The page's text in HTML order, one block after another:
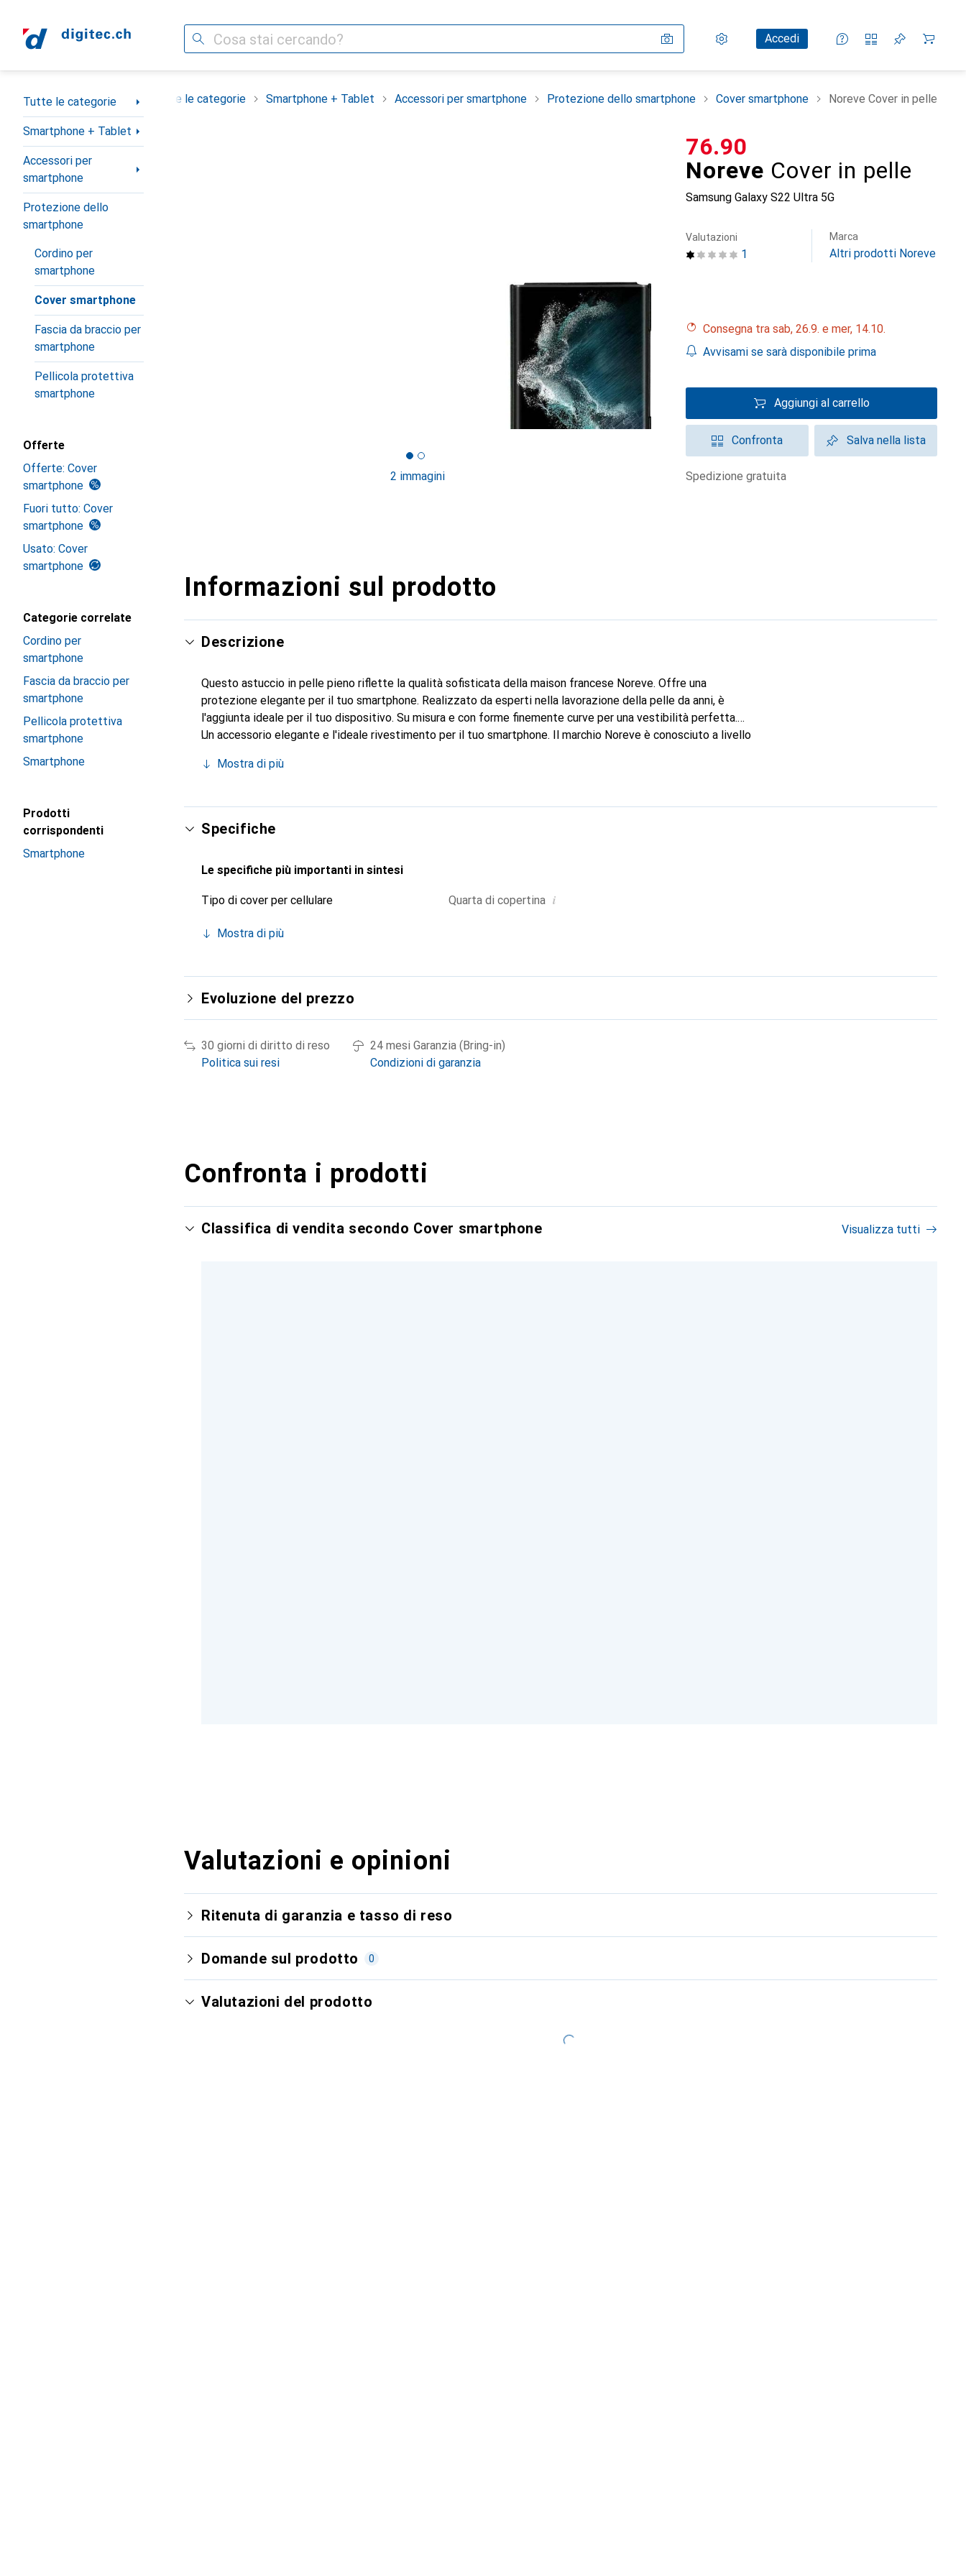
Cerca Impostazioni
Conto clienteAccedi
Liste di confronto
Liste dei desideri
Carrello
Categoria Navigazione
Tutte le categorie
Smartphone + Tablet
Accessori per
smartphone
Protezione dello
smartphone
Cordino per
smartphone
Cover smartphone
Fascia da braccio per
smartphone
Pellicola protettiva
smartphone
Offerte
Offerte: Cover
smartphone
Fuori tutto: Cover
smartphone
Usato: Cover
smartphone
Categorie correlate
Cordino per
smartphone
Fascia da braccio per
smartphone
Pellicola protettiva
smartphone
Smartphone
Prodotti
corrispondenti
Smartphone
Tutte le categorie Smartphone + Tablet Accessori per smartphone Protezione dello smartphone Cover smartphone Noreve Cover in pelle
2 immagini
Noreve Cover in pelle
Samsung Galaxy S22 Ultra 5G
CHF
76.90
1
Valutazioni Marca
Altri prodotti Noreve
Consegna tra sab, 26.9. e mer, 14.10.
Avvisami se sarà disponibile prima
Aggiungi al carrello
Confronta Salva nella lista
spedizione gratuita
Informazioni sul prodotto
Descrizione
Questo astuccio in pelle pieno riflette la qualità sofisticata della maison francese Noreve. Offre una
protezione elegante per il tuo smartphone. Realizzato da esperti nella lavorazione della pelle da anni, è
l'aggiunta ideale per il tuo dispositivo. Su misura e con forme finemente curve per una vestibilità perfetta.
Un accessorio elegante e l'ideale rivestimento per il tuo smartphone. Il marchio Noreve è conosciuto a livello
Mostra di più
Specifiche
Le specifiche più importanti in sintesi
Tipo di cover per cellulare Quarta di copertina i
Mostra di più
Evoluzione del prezzo
30 giorni di diritto di reso
Politica sui resi
24 mesi Garanzia (Bring-in)
Condizioni di garanzia
Confronta i prodotti
Classifica di vendita secondo Cover smartphone Visualizza tutti
Valutazioni e opinioni
Ritenuta di garanzia e tasso di reso
Domande sul prodotto 0
Valutazioni del prodotto